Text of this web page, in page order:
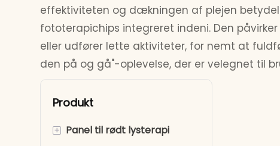
effektiviteten og dækningen af ​​plejen
fototerapichips integreret indeni. Den
eller udfører lette aktiviteter, for nemt at
den på og gå"-oplevelse, der er velegnet til
Produkt
+ Panel til rødt lysterapi